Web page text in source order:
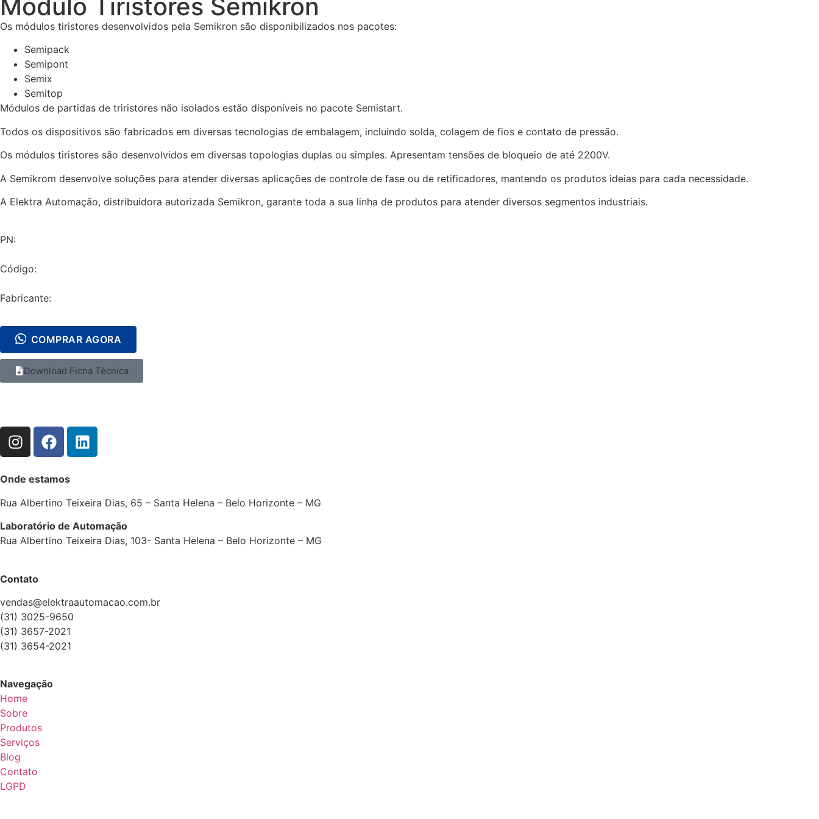
Módulo Tiristores Semikron
Os módulos tiristores desenvolvidos pela Semikron são disponibilizados nos pacotes:
Semipack
Semipont
Semix
Semitop
Módulos de partidas de triristores não isolados estão disponíveis no pacote Semistart.
Todos os dispositivos são fabricados em diversas tecnologias de embalagem, incluindo solda, colagem de fios e contato de pressão.
Os módulos tiristores são desenvolvidos em diversas topologias duplas ou simples. Apresentam tensões de bloqueio de até 2200V.
A Semikrom desenvolve soluções para atender diversas aplicações de controle de fase ou de retificadores, mantendo os produtos ideias para cada necessidade.
A Elektra Automação, distribuidora autorizada Semikron, garante toda a sua linha de produtos para atender diversos segmentos industriais.
PN:
Código:
Fabricante:
COMPRAR AGORA
Download Ficha Técnica
Onde estamos
Rua Albertino Teixeira Dias, 65 – Santa Helena – Belo Horizonte – MG
Laboratório de Automação
Rua Albertino Teixeira Dias, 103- Santa Helena – Belo Horizonte – MG
Contato
vendas@elektraautomacao.com.br
(31) 3025-9650
(31) 3657-2021
(31) 3654-2021
Navegação
Home
Sobre
Produtos
Serviços
Blog
Contato
LGPD